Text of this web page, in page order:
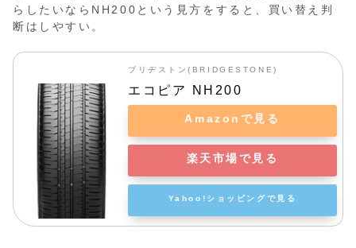
らしたいならNH200という見方をすると、買い替え判
断はしやすい。
ブリヂストン(BRIDGESTONE)
エコピア NH200
Amazonで見る
楽天市場で見る
Yahoo!ショッピングで見る